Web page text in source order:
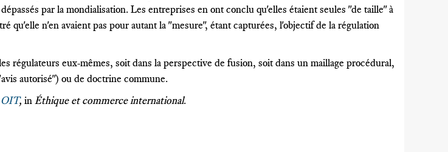
par la mondialisation. Les entreprises en ont conclu qu'elles étaient seules "de taille" à
qu'elle n'en avaient pas pour autant la "mesure", étant capturées, l'objectif de la régulation
régulateurs eux-mêmes, soit dans la perspective de fusion, soit dans un maillage procédural,
autorisé") ou de doctrine commune.
, in Éthique et commerce international.